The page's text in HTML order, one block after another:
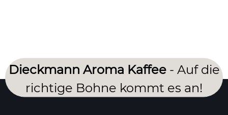
Dieckmann Aroma Kaffee- Auf die
richtige Bohne kommt es an!